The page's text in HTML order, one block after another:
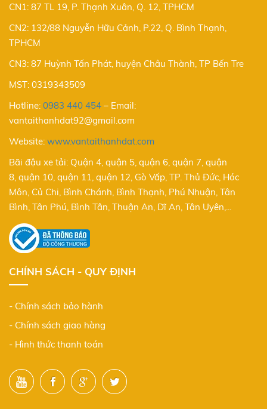
CN1: 87 TL 19, P. Thạnh Xuân, Q. 12, TPHCM
CN2: 132/88 Nguyễn Hữu Cảnh, P.22, Q. Bình Thạnh,
TPHCM
CN3: 87 Huỳnh Tấn Phát, huyện Châu Thành, TP Bến Tre
MST: 0319343509
Hotline: 0983 440 454 – Email:
vantaithanhdat92@gmail.com
Website: www.vantaithanhdat.com
Bãi đậu xe tải: Quận 4, quận 5, quận 6, quận 7, quận
8, quận 10, quận 11, quận 12, Gò Vấp, TP. Thủ Đức, Hóc
Môn, Củ Chi, Bình Chánh, Bình Thạnh, Phú Nhuận, Tân
Bình, Tân Phú, Bình Tân, Thuận An, Dĩ An, Tân Uyên,...
CHÍNH SÁCH - QUY ĐỊNH
- Chính sách bảo hành
- Chính sách giao hàng
- Hình thức thanh toán